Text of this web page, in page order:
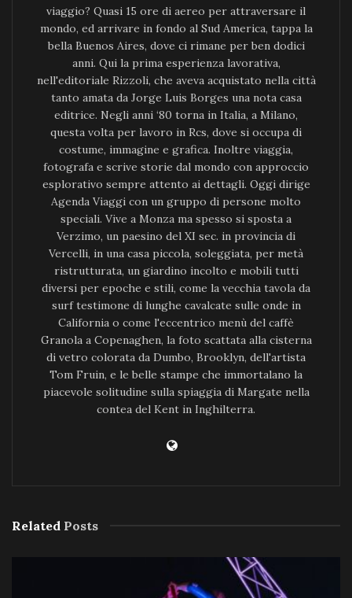
viaggio? Quasi 15 ore di aereo per attraversare il
mondo, ed arrivare in fondo al Sud America, tappa la
bella Buenos Aires, dove ci rimane per ben dodici
anni. Qui la prima esperienza lavorativa,
nell'editoriale Rizzoli, che aveva acquistato nella città
tanto amata da Jorge Luis Borges una nota casa
editrice. Negli anni ‘80 torna in Italia, a Milano,
questa volta per lavoro in Rcs, dove si occupa di
costume, immagine e grafica. Inoltre viaggia,
fotografa e scrive storie dal mondo con approccio
esplorativo sempre attento ai dettagli. Oggi dirige
Agenda Viaggi con un gruppo di persone molto
speciali. Vive a Monza ma spesso si sposta a
Verzimo, un paesino del XI sec. in provincia di
Vercelli, in una casa piccola, soleggiata, per metà
ristrutturata, un giardino incolto e mobili tutti
diversi per epoche e stili, come la vecchia tavola da
surf testimone di lunghe cavalcate sulle onde in
California o come l'eccentrico menù del caffè
Granola a Copenaghen, la foto scattata alla cisterna
di vetro colorata da Dumbo, Brooklyn, dell'artista
Tom Fruin, e le belle stampe che immortalano la
piacevole solitudine sulla spiaggia di Margate nella
contea del Kent in Inghilterra.
Related Posts